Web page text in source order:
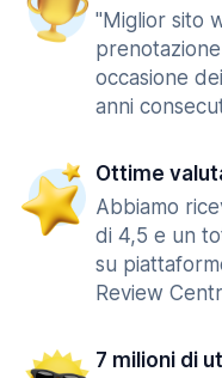
"Miglior sito
occasione
anni
Ottime
Abbiamo
di 4,5 e un
su
Review
7 milioni di